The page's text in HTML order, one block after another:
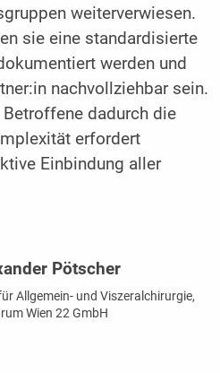
weiterverwiesen.
sie eine standardisierte
werden und
nachvollziehbar sein.
Betroffene dadurch die
erfordert
Einbindung aller
Pötscher
Allgemein- und Viszeralchirurgie,
Wien 22 GmbH